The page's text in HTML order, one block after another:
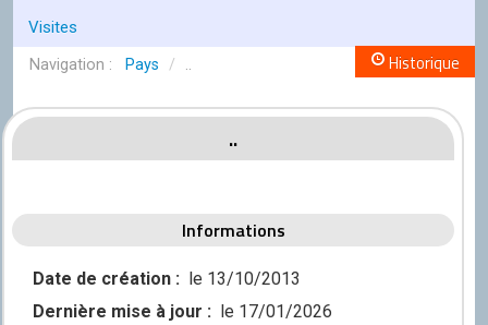
Conseil de l'OCGC
Assemblée générale
LES COMITÉS
Économie
Politique
Visites
Pays / .. Historique
..
Informations
Date de création : le 13/10/2013
Dernière mise à jour : le 17/01/2026